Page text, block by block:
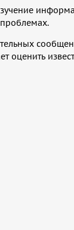
оценить